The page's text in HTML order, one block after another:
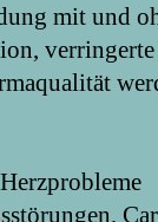
mit und